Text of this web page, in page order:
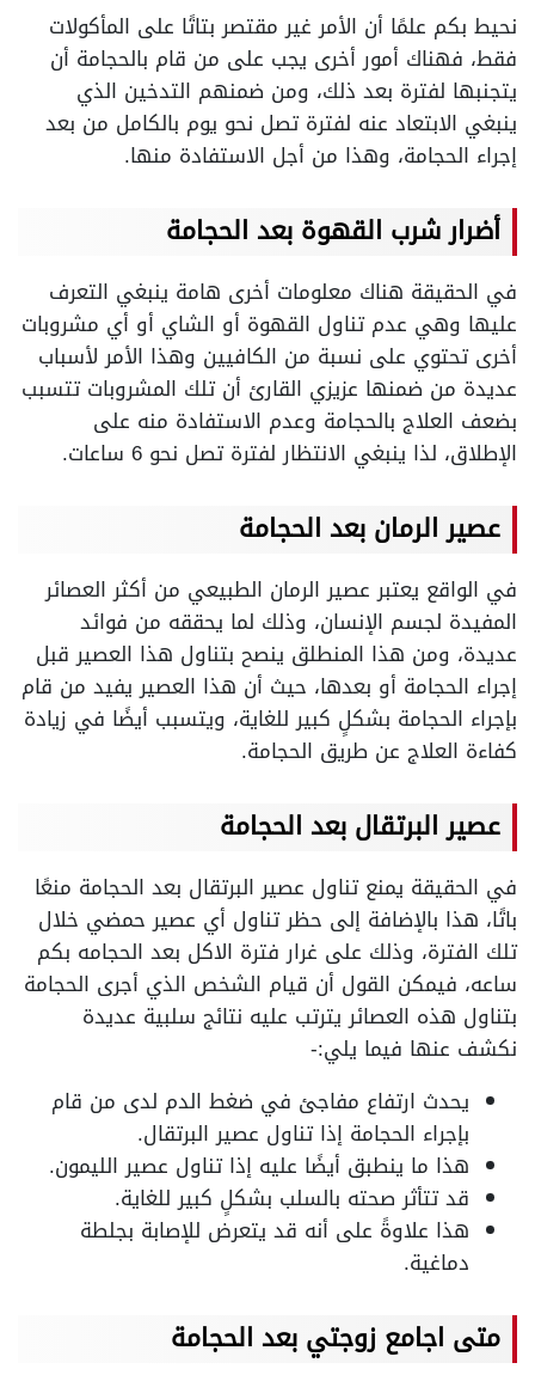
نحيط بكم علمًا أن الأمر غير مقتصر بتاتًا على المأكولات
فقط، فهناك أمور أخرى يجب على من قام بالحجامة أن
يتجنبها لفترة بعد ذلك، ومن ضمنهم التدخين الذي
ينبغي الابتعاد عنه لفترة تصل نحو يوم بالكامل من بعد
إجراء الحجامة، وهذا من أجل الاستفادة منها.
أضرار شرب القهوة بعد الحجامة
في الحقيقة هناك معلومات أخرى هامة ينبغي التعرف
عليها وهي عدم تناول القهوة أو الشاي أو أي مشروبات
أخرى تحتوي على نسبة من الكافيين وهذا الأمر لأسباب
عديدة من ضمنها عزيزي القارئ أن تلك المشروبات تتسبب
بضعف العلاج بالحجامة وعدم الاستفادة منه على
الإطلاق، لذا ينبغي الانتظار لفترة تصل نحو 6 ساعات.
عصير الرمان بعد الحجامة
في الواقع يعتبر عصير الرمان الطبيعي من أكثر العصائر
المفيدة لجسم الإنسان، وذلك لما يحققه من فوائد
عديدة، ومن هذا المنطلق ينصح بتناول هذا العصير قبل
إجراء الحجامة أو بعدها، حيث أن هذا العصير يفيد من قام
بإجراء الحجامة بشكلٍ كبير للغاية، ويتسبب أيضًا في زيادة
كفاءة العلاج عن طريق الحجامة.
عصير البرتقال بعد الحجامة
في الحقيقة يمنع تناول عصير البرتقال بعد الحجامة منعًا
باتًا، هذا بالإضافة إلى حظر تناول أي عصير حمضي خلال
تلك الفترة، وذلك على غرار فترة الاكل بعد الحجامه بكم
ساعه، فيمكن القول أن قيام الشخص الذي أجرى الحجامة
بتناول هذه العصائر يترتب عليه نتائج سلبية عديدة
نكشف عنها فيما يلي:-
يحدث ارتفاع مفاجئ في ضغط الدم لدى من قام
بإجراء الحجامة إذا تناول عصير البرتقال.
هذا ما ينطبق أيضًا عليه إذا تناول عصير الليمون.
قد تتأثر صحته بالسلب بشكلٍ كبير للغاية.
هذا علاوةً على أنه قد يتعرض للإصابة بجلطة
دماغية.
متى اجامع زوجتي بعد الحجامة